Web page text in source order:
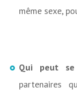
même sexe,
Qui peut se
partenaires